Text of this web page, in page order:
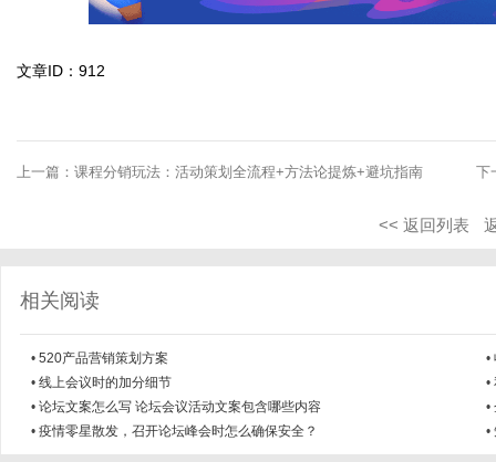
文章ID：912
上一篇： 课程分销玩法：活动策划全流程+方法论提炼+避坑指南 下
<< 返回列表
相关阅读
• 520产品营销策划方案 •
• 线上会议时的加分细节 •
• 论坛文案怎么写 论坛会议活动文案包含哪些内容 •
• 疫情零星散发，召开论坛峰会时怎么确保安全？ •